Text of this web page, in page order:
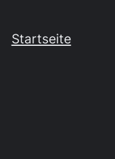
Startseite